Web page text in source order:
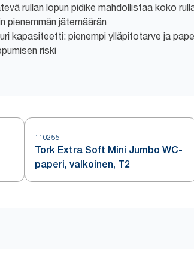
rullan lopun pidike mahdollistaa koko
pienemmän jätemäärän
kapasiteetti: pienempi ylläpitotarve ja
riski
110255
Tork Extra Soft Mini Jumbo WC-
paperi, valkoinen, T2